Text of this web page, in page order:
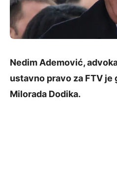
Nedim Ademović,
ustavno pravo za FTV
Milorada Dodika.